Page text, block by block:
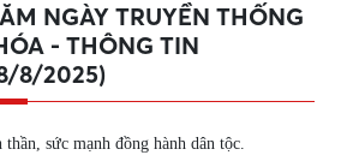
NGÀY TRUYỀN THỐNG
- THÔNG TIN
8/2025)
sức mạnh đồng hành dân tộc.